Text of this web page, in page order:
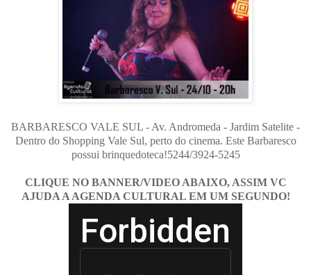
BARBARESCO VALE SUL - Av. Andromeda - Jardim Satelite -
Dentro do Shopping Vale Sul, perto do cinema. Este Barbaresco
possui brinquedoteca!5244/3924-5245
CLIQUE NO BANNER/VIDEO ABAIXO, ASSIM VC
AJUDA A AGENDA CULTURAL EM UM SEGUNDO!